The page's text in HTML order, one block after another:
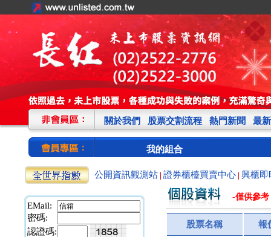
關於我們 股票交割流程 熱門新聞 最
我的組合
公開資訊觀測站 證券櫃檯買賣中心 興櫃即
EMail:
密碼:
認證碼:
-僅供參考
股票名稱 報